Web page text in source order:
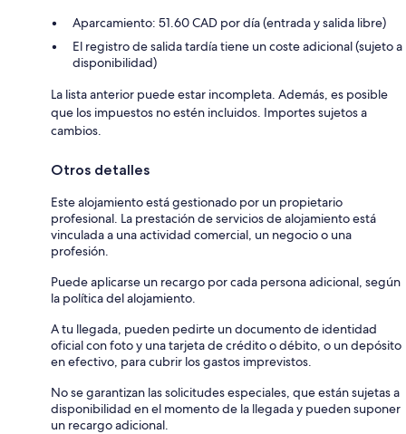
Aparcamiento: 51.60 CAD por día (entrada y salida libre)
El registro de salida tardía tiene un coste adicional (sujeto a
disponibilidad)
La lista anterior puede estar incompleta. Además, es posible
que los impuestos no estén incluidos. Importes sujetos a
cambios.
Otros detalles
Este alojamiento está gestionado por un propietario
profesional. La prestación de servicios de alojamiento está
vinculada a una actividad comercial, un negocio o una
profesión.
Puede aplicarse un recargo por cada persona adicional, según
la política del alojamiento.
A tu llegada, pueden pedirte un documento de identidad
oficial con foto y una tarjeta de crédito o débito, o un depósito
en efectivo, para cubrir los gastos imprevistos.
No se garantizan las solicitudes especiales, que están sujetas a
disponibilidad en el momento de la llegada y pueden suponer
un recargo adicional.